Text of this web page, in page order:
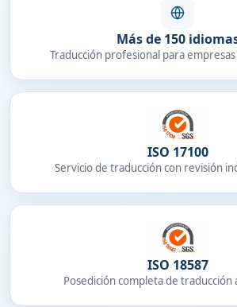
Más de 150
Traducción profesional para
ISO 17100
Servicio de traducción con revisión
ISO 18587
Posedición completa de traducción